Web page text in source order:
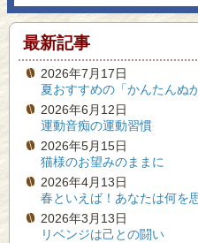
最新記事
2026年7月17日
夏おすすめの「かんたんぬ
2026年6月12日
運動音痴の運動習慣
2026年5月15日
猫様のお望みのままに
2026年4月13日
春といえば！あなたは何を
2026年3月13日
リベンジは己との闘い